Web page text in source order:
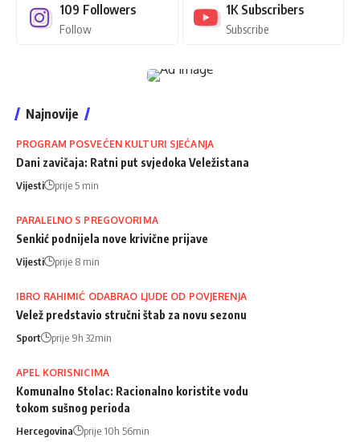
109 Followers
Follow
1K Subscribers
Subscribe
Najnovije
PROGRAM POSVEĆEN KULTURI SJEĆANJA
Dani zavičaja: Ratni put svjedoka Veležistana
Vijesti prije 5 min
PARALELNO S PREGOVORIMA
Senkić podnijela nove krivične prijave
Vijesti prije 8 min
IBRO RAHIMIĆ ODABRAO LJUDE OD POVJERENJA
Velež predstavio stručni štab za novu sezonu
Sport prije 9h 32min
APEL KORISNICIMA
Komunalno Stolac: Racionalno koristite vodu
tokom sušnog perioda
Hercegovina prije 10h 56min